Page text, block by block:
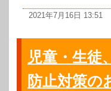
2021年7月16日 13:51
児童・生
防止対策の